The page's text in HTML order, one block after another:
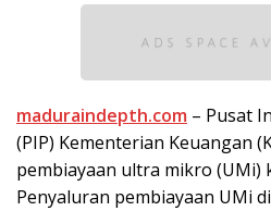
maduraindepth.com – Pusat
(PIP) Kementerian Keuangan
pembiayaan ultra mikro (UMi)
Penyaluran pembiayaan UMi